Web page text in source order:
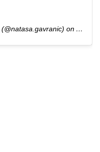
(@natasa.gavranic) on Aug 6,